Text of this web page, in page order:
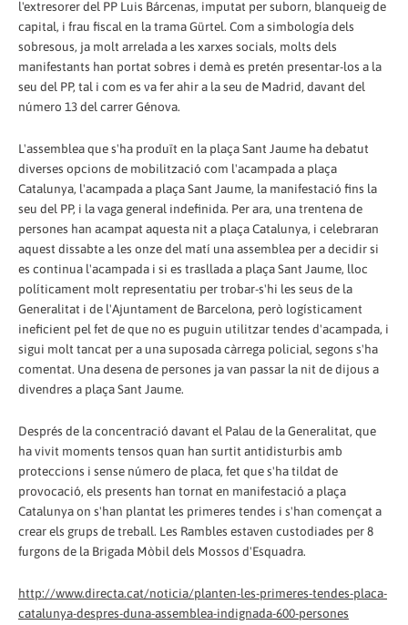
l'extresorer del PP Luis Bárcenas, imputat per suborn, blanqueig de
capital, i frau fiscal en la trama Gürtel. Com a simbología dels
sobresous, ja molt arrelada a les xarxes socials, molts dels
manifestants han portat sobres i demà es pretén presentar-los a la
seu del PP, tal i com es va fer ahir a la seu de Madrid, davant del
número 13 del carrer Génova.
L'assemblea que s'ha produït en la plaça Sant Jaume ha debatut
diverses opcions de mobilització com l'acampada a plaça
Catalunya, l'acampada a plaça Sant Jaume, la manifestació fins la
seu del PP, i la vaga general indefinida. Per ara, una trentena de
persones han acampat aquesta nit a plaça Catalunya, i celebraran
aquest dissabte a les onze del matí una assemblea per a decidir si
es continua l'acampada i si es trasllada a plaça Sant Jaume, lloc
políticament molt representatiu per trobar-s'hi les seus de la
Generalitat i de l'Ajuntament de Barcelona, però logísticament
ineficient pel fet de que no es puguin utilitzar tendes d'acampada, i
sigui molt tancat per a una suposada càrrega policial, segons s'ha
comentat. Una desena de persones ja van passar la nit de dijous a
divendres a plaça Sant Jaume.
Després de la concentració davant el Palau de la Generalitat, que
ha vivit moments tensos quan han surtit antidisturbis amb
proteccions i sense número de placa, fet que s'ha tildat de
provocació, els presents han tornat en manifestació a plaça
Catalunya on s'han plantat les primeres tendes i s'han començat a
crear els grups de treball. Les Rambles estaven custodiades per 8
furgons de la Brigada Mòbil dels Mossos d'Esquadra.
http://www.directa.cat/noticia/planten-les-primeres-tendes-placa-
catalunya-despres-duna-assemblea-indignada-600-persones